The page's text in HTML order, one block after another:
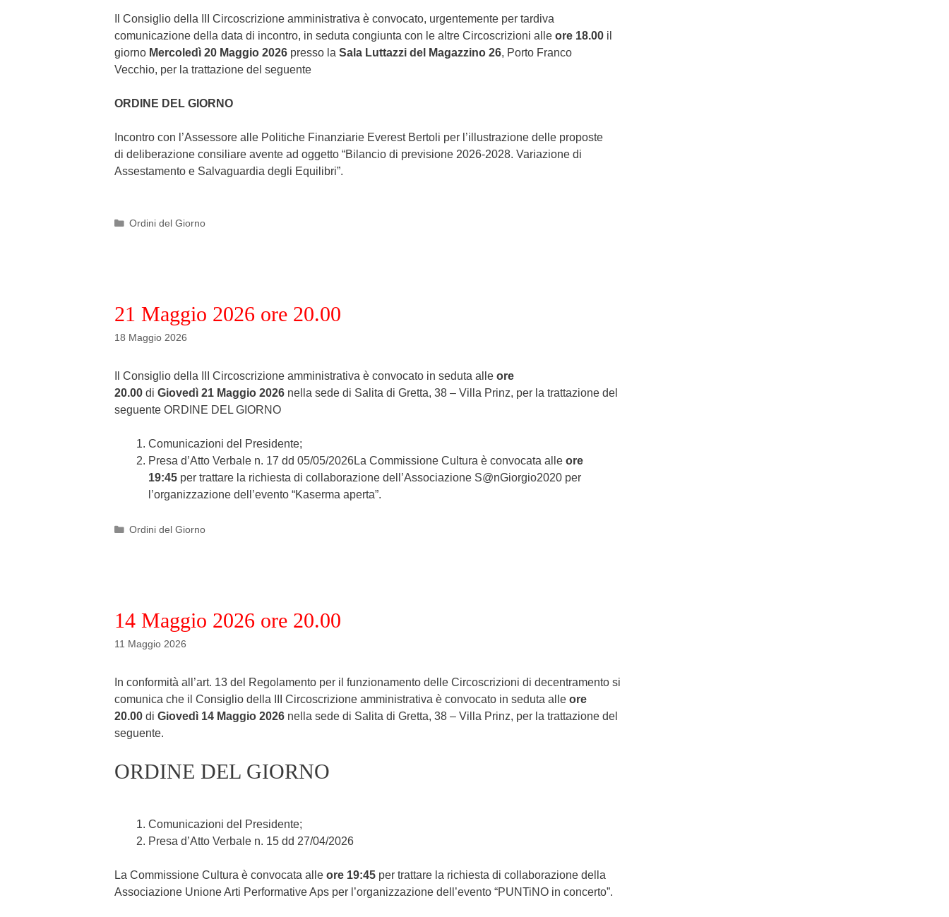
Il Consiglio della III Circoscrizione amministrativa è convocato, urgentemente per tardiva
comunicazione della data di incontro, in seduta congiunta con le altre Circoscrizioni alle ore 18.00 il
giorno Mercoledì 20 Maggio 2026 presso la Sala Luttazzi del Magazzino 26, Porto Franco
Vecchio, per la trattazione del seguente
ORDINE DEL GIORNO
Incontro con l’Assessore alle Politiche Finanziarie Everest Bertoli per l’illustrazione delle proposte
di deliberazione consiliare avente ad oggetto “Bilancio di previsione 2026-2028. Variazione di
Assestamento e Salvaguardia degli Equilibri”.
Categories
Ordini del Giorno
21 Maggio 2026 ore 20.00
18 Maggio 2026
Il Consiglio della III Circoscrizione amministrativa è convocato in seduta alle ore
20.00 di Giovedì 21 Maggio 2026 nella sede di Salita di Gretta, 38 – Villa Prinz, per la trattazione del
seguente ORDINE DEL GIORNO
Comunicazioni del Presidente;
Presa d’Atto Verbale n. 17 dd 05/05/2026La Commissione Cultura è convocata alle ore
19:45 per trattare la richiesta di collaborazione dell’Associazione S@nGiorgio2020 per
l’organizzazione dell’evento “Kaserma aperta”.
Categories
Ordini del Giorno
14 Maggio 2026 ore 20.00
11 Maggio 2026
In conformità all’art. 13 del Regolamento per il funzionamento delle Circoscrizioni di decentramento si
comunica che il Consiglio della III Circoscrizione amministrativa è convocato in seduta alle ore
20.00 di Giovedì 14 Maggio 2026 nella sede di Salita di Gretta, 38 – Villa Prinz, per la trattazione del
seguente.
ORDINE DEL GIORNO
Comunicazioni del Presidente;
Presa d’Atto Verbale n. 15 dd 27/04/2026
La Commissione Cultura è convocata alle ore 19:45 per trattare la richiesta di collaborazione della
Associazione Unione Arti Performative Aps per l’organizzazione dell’evento “PUNTiNO in concerto”.